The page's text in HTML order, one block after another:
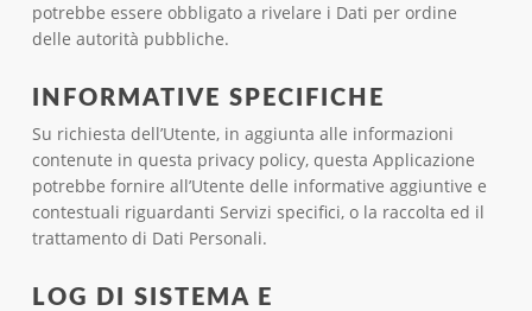
potrebbe essere obbligato a rivelare i Dati per ordine
delle autorità pubbliche.
INFORMATIVE SPECIFICHE
Su richiesta dell’Utente, in aggiunta alle informazioni
contenute in questa privacy policy, questa Applicazione
potrebbe fornire all’Utente delle informative aggiuntive e
contestuali riguardanti Servizi specifici, o la raccolta ed il
trattamento di Dati Personali.
LOG DI SISTEMA E